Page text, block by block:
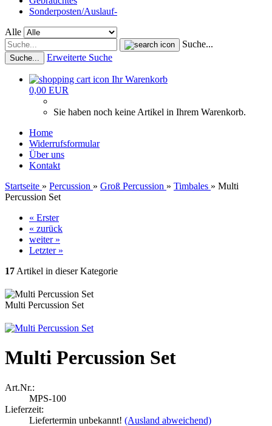
Sonderposten/Auslauf-
Alle
Suche...
Suche... Erweiterte Suche
Ihr Warenkorb
0,00 EUR
Sie haben noch keine Artikel in Ihrem Warenkorb.
Home
Widerrufsformular
Über uns
Kontakt
Startseite » Percussion » Groß Percussion » Timbales » Multi
Percussion Set
« Erster
« zurück
weiter »
Letzter »
17 Artikel in dieser Kategorie
Multi Percussion Set
Multi Percussion Set
Art.Nr.:
MPS-100
Lieferzeit:
Liefertermin unbekannt! (Ausland abweichend)